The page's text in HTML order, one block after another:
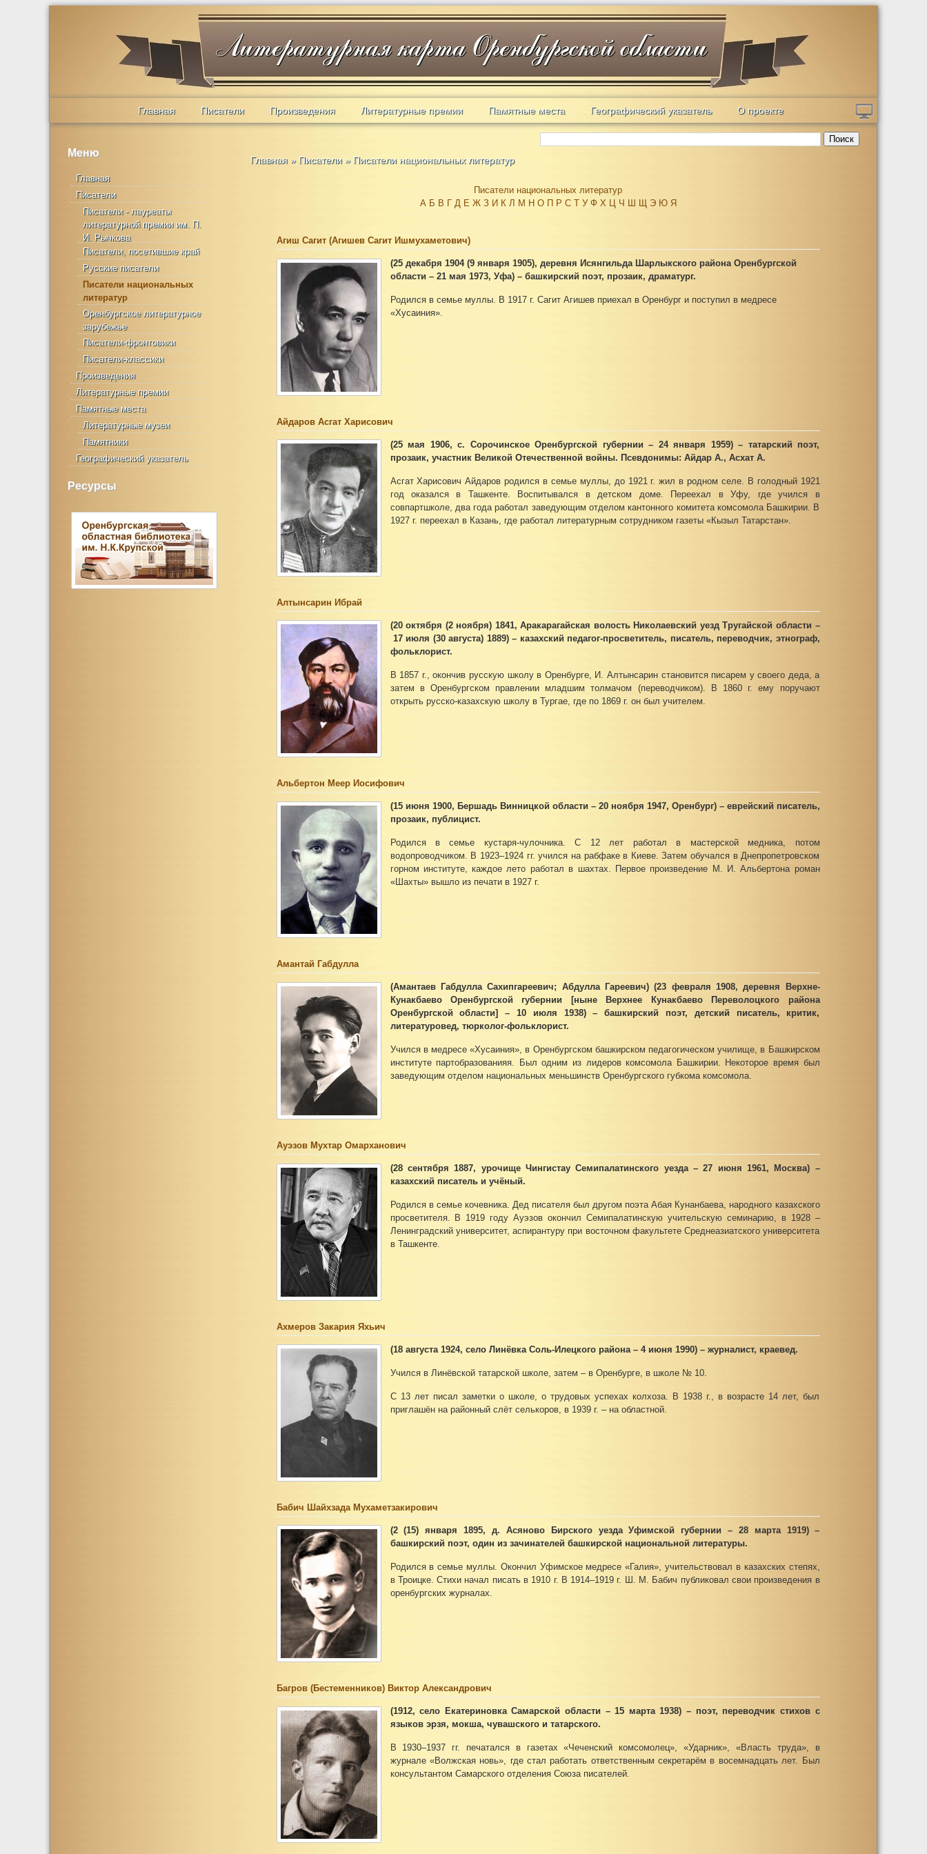
Главная Писатели Произведения Литературные премии Памятные места Географический указатель О проекте
Поиск
Меню
Главная
Писатели
Писатели - лауреаты
литературной премии им. П.
И. Рычкова
Писатели, посетившие край
Русские писатели
Писатели национальных
литератур
Оренбургское литературное
зарубежье
Писатели-фронтовики
Писатели-классики
Произведения
Литературные премии
Памятные места
Литературные музеи
Памятники
Географический указатель
Ресурсы
Главная » Писатели » Писатели национальных литератур
Писатели национальных литератур
А Б В Г Д Е Ж З И К Л М Н О П Р С Т У Ф Х Ц Ч Ш Щ Э Ю Я
Агиш Сагит (Агишев Сагит Ишмухаметович)
(25 декабря 1904 (9 января 1905), деревня Исянгильда Шарлыкского района Оренбургской
области – 21 мая 1973, Уфа) – башкирский поэт, прозаик, драматург.
Родился в семье муллы. В 1917 г. Сагит Агишев приехал в Оренбург и поступил в медресе
«Хусаиния».
Айдаров Асгат Харисович
(25 мая 1906, с. Сорочинское Оренбургской губернии – 24 января 1959) – татарский поэт,
прозаик, участник Великой Отечественной войны. Псевдонимы: Айдар А., Асхат А.
Асгат Харисович Айдаров родился в семье муллы, до 1921 г. жил в родном селе. В голодный 1921
год оказался в Ташкенте. Воспитывался в детском доме. Переехал в Уфу, где учился в
совпартшколе, два года работал заведующим отделом кантонного комитета комсомола Башкирии. В
1927 г. переехал в Казань, где работал литературным сотрудником газеты «Кызыл Татарстан».
Алтынсарин Ибрай
(20 октября (2 ноября) 1841, Аракарагайская волость Николаевский уезд Тругайской области –
17 июля (30 августа) 1889) – казахский педагог-просветитель, писатель, переводчик, этнограф,
фольклорист.
В 1857 г., окончив русскую школу в Оренбурге, И. Алтынсарин становится писарем у своего деда, а
затем в Оренбургском правлении младшим толмачом (переводчиком). В 1860 г. ему поручают
открыть русско-казахскую школу в Тургае, где по 1869 г. он был учителем.
Альбертон Меер Иосифович
(15 июня 1900, Бершадь Винницкой области – 20 ноября 1947, Оренбург) – еврейский писатель,
прозаик, публицист.
Родился в семье кустаря-чулочника. С 12 лет работал в мастерской медника, потом
водопроводчиком. В 1923–1924 гг. учился на рабфаке в Киеве. Затем обучался в Днепропетровском
горном институте, каждое лето работал в шахтах. Первое произведение М. И. Альбертона роман
«Шахты» вышло из печати в 1927 г.
Амантай Габдулла
(Амантаев Габдулла Сахипгареевич; Абдулла Гареевич) (23 февраля 1908, деревня Верхне-
Кунакбаево Оренбургской губернии [ныне Верхнее Кунакбаево Переволоцкого района
Оренбургской области] – 10 июля 1938) – башкирский поэт, детский писатель, критик,
литературовед, тюрколог-фольклорист.
Учился в медресе «Хусаиния», в Оренбургском башкирском педагогическом училище, в Башкирском
институте партобразованияя. Был одним из лидеров комсомола Башкирии. Некоторое время был
заведующим отделом национальных меньшинств Оренбургского губкома комсомола.
Ауэзов Мухтар Омарханович
(28 сентября 1887, урочище Чингистау Семипалатинского уезда – 27 июня 1961, Москва) –
казахский писатель и учёный.
Родился в семье кочевника. Дед писателя был другом поэта Абая Кунанбаева, народного казахского
просветителя. В 1919 году Ауэзов окончил Семипалатинскую учительскую семинарию, в 1928 –
Ленинградский университет, аспирантуру при восточном факультете Среднеазиатского университета
в Ташкенте.
Ахмеров Закария Яхьич
(18 августа 1924, село Линёвка Соль-Илецкого района – 4 июня 1990) – журналист, краевед.
Учился в Линёвской татарской школе, затем – в Оренбурге, в школе № 10.
С 13 лет писал заметки о школе, о трудовых успехах колхоза. В 1938 г., в возрасте 14 лет, был
приглашён на районный слёт селькоров, в 1939 г. – на областной.
Бабич Шайхзада Мухаметзакирович
(2 (15) января 1895, д. Асяново Бирского уезда Уфимской губернии – 28 марта 1919) –
башкирский поэт, один из зачинателей башкирской национальной литературы.
Родился в семье муллы. Окончил Уфимское медресе «Галия», учительствовал в казахских степях,
в Троицке. Стихи начал писать в 1910 г. В 1914–1919 г. Ш. М. Бабич публиковал свои произведения в
оренбургских журналах.
Багров (Бестеменников) Виктор Александрович
(1912, село Екатериновка Самарской области – 15 марта 1938) – поэт, переводчик стихов с
языков эрзя, мокша, чувашского и татарского.
В 1930–1937 гг. печатался в газетах «Чеченский комсомолец», «Ударник», «Власть труда», в
журнале «Волжская новь», где стал работать ответственным секретарём в восемнадцать лет. Был
консультантом Самарского отделения Союза писателей.